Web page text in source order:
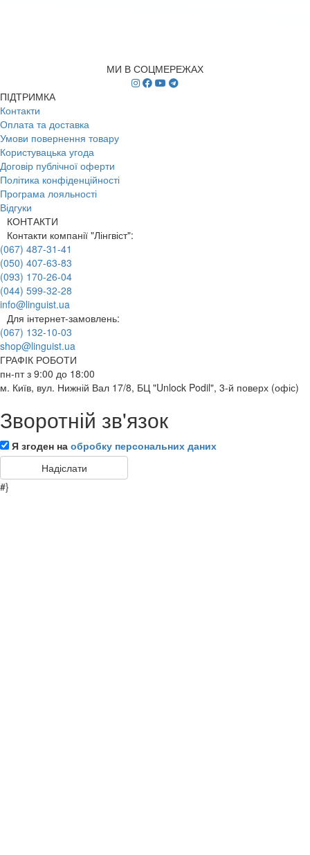
МИ В СОЦМЕРЕЖАХ
ПІДТРИМКА
Контакти
Оплата та доставка
Умови повернення товару
Користувацька угода
Договір публічної оферти
Політика конфіденційності
Програма лояльності
Відгуки
КОНТАКТИ
Контакти компанії "Лінгвіст":
(067) 487-31-41
(050) 407-63-83
(093) 170-26-04
(044) 599-32-28
info@linguist.ua
Для інтернет-замовлень:
(067) 132-10-03
shop@linguist.ua
ГРАФІК РОБОТИ
пн-пт з 9:00 до 18:00
м. Київ, вул. Нижній Вал 17/8, БЦ "Unlock Podil", 3-й поверх (офіс)
Зворотній зв'язок
Я згоден на обробку персональних даних
#}